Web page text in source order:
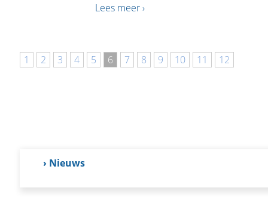
Lees meer ›
1 2 3 4 5 6 7 8 9 10 11 12
› Nieuws